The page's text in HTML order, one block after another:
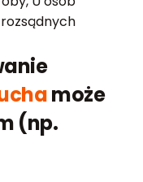
może
(np.